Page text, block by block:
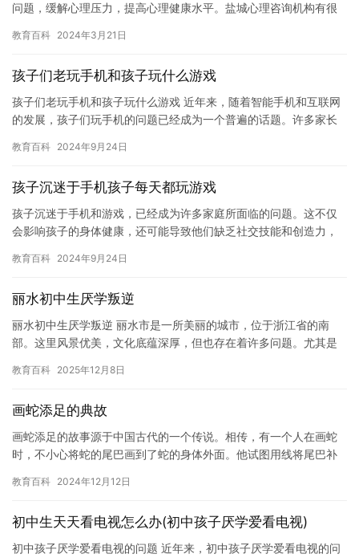
问题，缓解心理压力，提高心理健康水平。盐城心理咨询机构有很
有专业…
教育百科 2024年3月21日
孩子们老玩手机和孩子玩什么游戏
孩子们老玩手机和孩子玩什么游戏 近年来，随着智能手机和互联网
的发展，孩子们玩手机的问题已经成为一个普遍的话题。许多家长
响，但…
教育百科 2024年9月24日
孩子沉迷于手机孩子每天都玩游戏
孩子沉迷于手机和游戏，已经成为许多家庭所面临的问题。这不仅
会影响孩子的身体健康，还可能导致他们缺乏社交技能和创造力，
问题，…
教育百科 2024年9月24日
丽水初中生厌学叛逆
丽水初中生厌学叛逆 丽水市是一所美丽的城市，位于浙江省的南
部。这里风景优美，文化底蕴深厚，但也存在着许多问题。尤其是
生，…
教育百科 2025年12月8日
画蛇添足的典故
画蛇添足的故事源于中国古代的一个传说。相传，有一个人在画蛇
时，不小心将蛇的尾巴画到了蛇的身体外面。他试图用线将尾巴补
免不…
教育百科 2024年12月12日
初中生天天看电视怎么办(初中孩子厌学爱看电视)
初中孩子厌学爱看电视的问题 近年来，初中孩子厌学爱看电视的问